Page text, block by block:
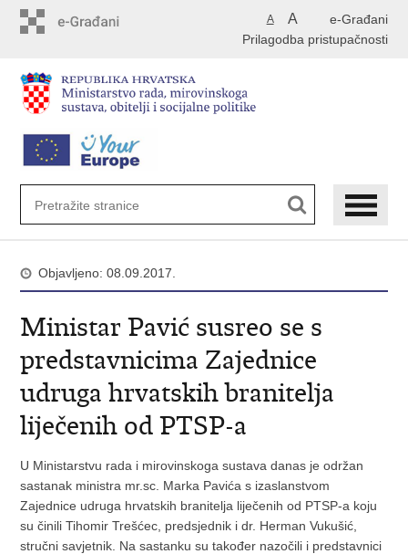
e-Građani
A A
Prilagodba pristupačnosti
Objavljeno: 08.09.2017.
Ministar Pavić susreo se s
predstavnicima Zajednice
udruga hrvatskih branitelja
liječenih od PTSP-a
U Ministarstvu rada i mirovinskoga sustava danas je održan
sastanak ministra mr.sc. Marka Pavića s izaslanstvom
Zajednice udruga hrvatskih branitelja liječenih od PTSP-a koju
su činili Tihomir Trešćec, predsjednik i dr. Herman Vukušić,
stručni savjetnik. Na sastanku su također nazočili i predstavnici